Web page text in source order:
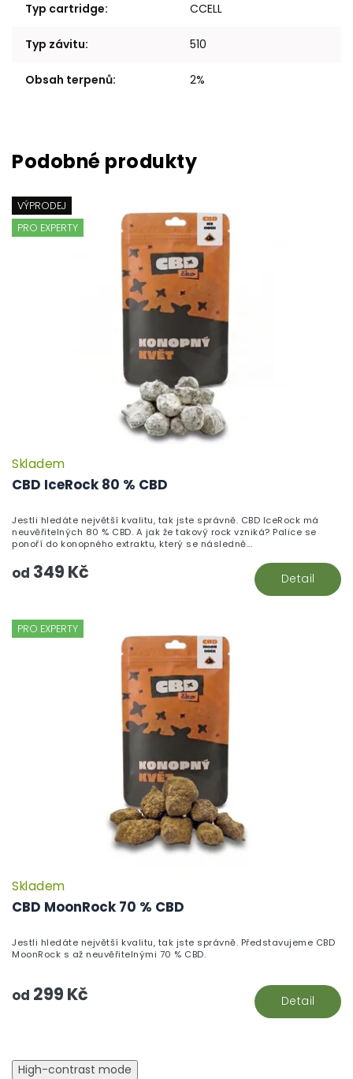
Typ cartridge: CCELL
Typ závitu: 510
Obsah terpenů: 2%
VÝPRODEJ
PRO EXPERTY
CBD IceRock 80 % CBD
Skladem
od 349 Kč Detail
Jestli hledáte největší kvalitu, tak jste správně. CBD IceRock má
neuvěřitelných 80 % CBD. A jak že takový rock vzniká? Palice se
ponoří do konopného extraktu, který se následně...
PRO EXPERTY
CBD MoonRock 70 % CBD
Skladem
od 299 Kč Detail
Jestli hledáte největší kvalitu, tak jste správně. Představujeme CBD
MoonRock s až neuvěřitelnými 70 % CBD.
High-contrast mode